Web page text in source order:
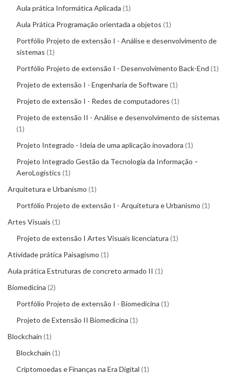
Aula prática Informática Aplicada 1
Aula Prática Programação orientada a objetos 1
Portfólio Projeto de extensão I - Análise e desenvolvimento de
sistemas 1
Portfólio Projeto de extensão I - Desenvolvimento Back-End 1
Projeto de extensão I - Engenharia de Software 1
Projeto de extensão I - Redes de computadores 1
Projeto de extensão II - Análise e desenvolvimento de sistemas
1
Projeto Integrado - Ideia de uma aplicação inovadora 1
Projeto Integrado Gestão da Tecnologia da Informação –
AeroLogistics 1
Arquitetura e Urbanismo 1
Portfólio Projeto de extensão I - Arquitetura e Urbanismo 1
Artes Visuais 1
Projeto de extensão I Artes Visuais licenciatura 1
Atividade prática Paisagismo 1
Aula prática Estruturas de concreto armado II 1
Biomedicina 2
Portfólio Projeto de extensão I - Biomedicina 1
Projeto de Extensão II Biomedicina 1
Blockchain 1
Blockchain 1
Criptomoedas e Finanças na Era Digital 1